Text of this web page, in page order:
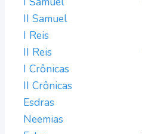
II Samuel
I Reis
II Reis
I Crônicas
II Crônicas
Esdras
Neemias